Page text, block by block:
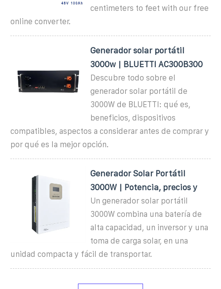
centimeters to feet with our free
online converter.
Generador solar portátil
3000w | BLUETTI AC300B300
Descubre todo sobre el
generador solar portátil de
3000W de BLUETTI: qué es,
beneficios, dispositivos
compatibles, aspectos a considerar antes de comprar y
por qué es la mejor opción.
Generador Solar Portátil
3000W | Potencia, precios y
Un generador solar portátil
3000W combina una batería de
alta capacidad, un inversor y una
toma de carga solar, en una
unidad compacta y fácil de transportar.